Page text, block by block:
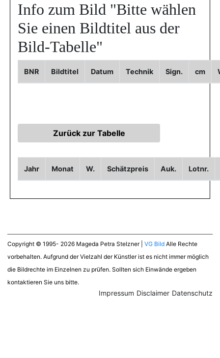
Info zum Bild "Bitte wählen
Sie einen Bildtitel aus der
Bild-Tabelle"
BNR Bildtitel Datum Technik Sign. cm
Jahr Monat W. Schätzpreis Auk. Lotnr.
Copyright © 1995- 2026 Mageda Petra Stelzner | VG Bild Alle Rechte
vorbehalten. Aufgrund der Vielzahl der Künstler ist es nicht immer möglich
die Bildrechte im Einzelnen zu prüfen. Sollten sich Einwände ergeben
kontaktieren Sie uns bitte.
Datenschutz
Disclaimer
Impressum